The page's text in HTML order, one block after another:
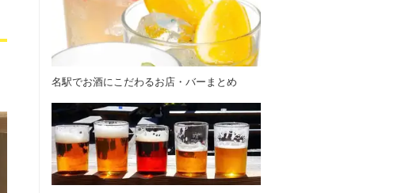
名駅でお酒にこだわるお店・バーまとめ